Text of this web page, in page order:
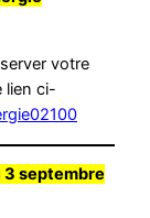
votre
lien ci-
3 septembre